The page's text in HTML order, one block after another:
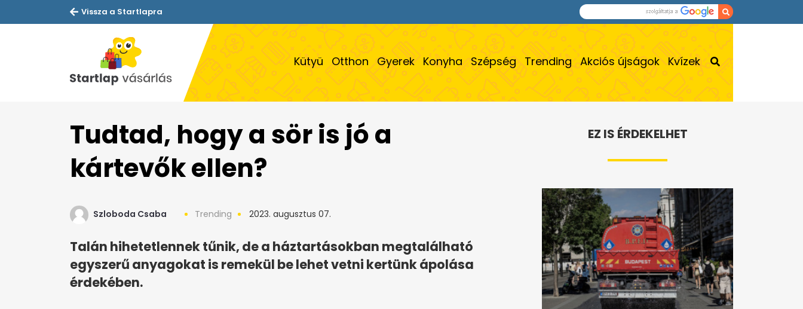
Vissza a Startlapra
Kütyü Otthon Gyerek Konyha Szépség Trending Akciós újságok Kvízek
Tudtad, hogy a sör is jó a
kártevők ellen?
Szloboda Csaba Trending 2023. augusztus 07.
Talán hihetetlennek tűnik, de a háztartásokban megtalálható
egyszerű anyagokat is remekül be lehet vetni kertünk ápolása
érdekében.
EZ IS ÉRDEKELHET